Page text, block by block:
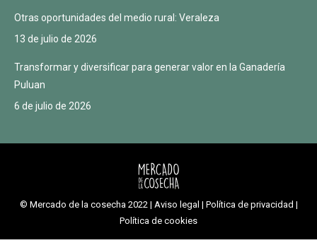
Otras oportunidades del medio rural: Veraleza
13 de julio de 2026
Transformar y diversificar para generar valor en la Ganadería
Puluan
6 de julio de 2026
© Mercado de la cosecha 2022 | Aviso legal | Política de privacidad |
Política de cookies